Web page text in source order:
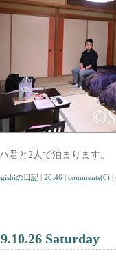
君と2人で泊まります。
の日記 | 20:46 | comments(0) |
Saturday